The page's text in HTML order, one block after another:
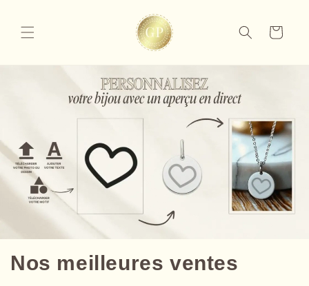
au
contenu
Panier
Nos meilleures ventes